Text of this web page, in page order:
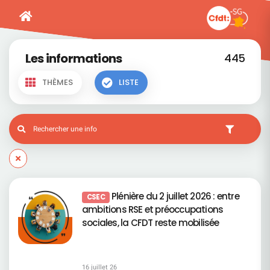
Les informations 445
THÈMES LISTE
CSEC Plénière du 2 juillet 2026 : entre
ambitions RSE et préoccupations
sociales, la CFDT reste mobilisée
16 juillet 26